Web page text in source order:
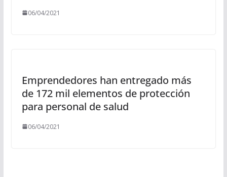
06/04/2021
Emprendedores han entregado más
de 172 mil elementos de protección
para personal de salud
06/04/2021